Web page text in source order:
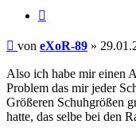
Beitrag
von eXoR-89 »
Also ich habe mir einen
Problem das mir jeder
Größeren Schuhgrößen
hatte, das selbe bei den